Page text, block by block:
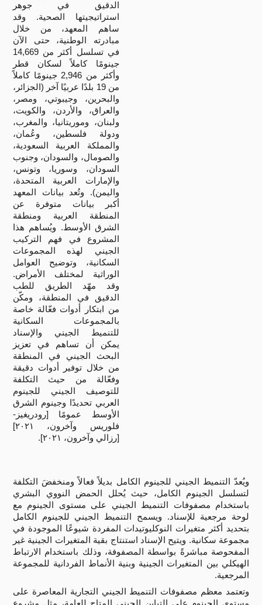
الدقيق في جوهر
استراتيجيتها الصحية. وقد
ساهم المعهد، من خلال
مبادرته الوطنية، حتى الآن
في تسلسل أكثر من 14,669
جينومًا كاملاً لسكان قطر
وأكثر من 2,946 جينومًا كاملاً
من 19 بلدًا عربيًا آخر (الجزائر،
والبحرين، وجيبوتي، ومصر،
والعراق، والأردن، والكويت،
ولبنان، وموريتانيا، والمغرب،
ودولة فلسطين، وعُمان،
والمملكة العربية السعودية،
والصومال، والسودان، وجنوب
السودان، وسوريا، وتونس،
والإمارات العربية المتحدة،
واليمن). وتُعد بيانات المعهد
أكبر بيانات متوفرة عن
المنطقة العربية ومنطقة
الشرق الأوسط. ويُساهم هذا
المشروع في فهم التركيب
الجيني لهذه المجموعات
السكانية، وتوضيح العوامل
الوراثية لمختلف الأمراض.
وقد مهّد الطريق للطب
الدقيق في المنطقة، ومكّن
من ابتكار أدوات فعّالة خاصة
بالمجموعات السكانية
للتنميط الجيني والإسناد
يمكن أن تساهم في تعزيز
البحث الجيني في المنطقة
من خلال توفير أدوات دقيقة
وفعّالة من حيث التكلفة
للتوصيف الجيني للجينوم
العربي تحديدًا وجينوم الشرق
الأوسط عمومًا [رودريغيز-
فلوريس وآخرون، ٢٠٢١]
[رزالي وآخرون، ٢٠٢١].
ويُعدّ التنميط الجيني للجينوم الكامل بديلاً فعالاً ومنخفضَ التكلفة
لتسلسل الجينوم الكامل، حيث يُحلل الحمض النووي البشري
باستخدام مصفوفات التنميط الجيني على مستوى الجينوم مع
لوحة مرجعية للإسناد. ويسمح التنميط الجيني للجينوم الكامل
بتحديد أكثر متغيرات النوكليوتيدات المفردة شيوعًا الموجودة في
مجموعة سكانية. ويتيح الإسناد استنتاج بقية المتغيرات الجينية غير
المفحوصة مباشرةً بواسطة المصفوفة، وذلك باستخدام الارتباط
الهيكلي بين المتغيرات الجينية وبنية الأنماط الفردانية للمجموعة
المرجعية.
وتعتمد معظم مصفوفات التنميط الجيني التجارية المعاصرة على